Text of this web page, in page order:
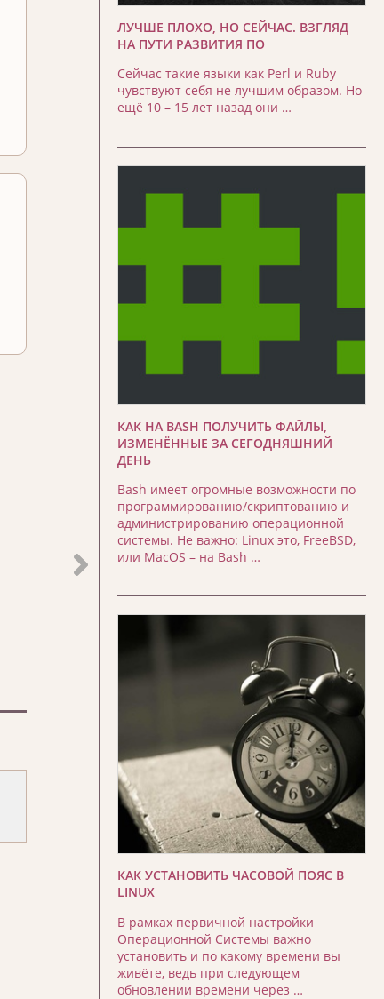
ЛУЧШЕ ПЛОХО, НО СЕЙЧАС. ВЗГЛЯД
НА ПУТИ РАЗВИТИЯ ПО
Сейчас такие языки как Perl и Ruby
чувствуют себя не лучшим образом. Но
ещё 10 – 15 лет назад они …
КАК НА BASH ПОЛУЧИТЬ ФАЙЛЫ,
ИЗМЕНЁННЫЕ ЗА СЕГОДНЯШНИЙ
ДЕНЬ
Bash имеет огромные возможности по
программированию/скриптованию и
администрированию операционной
системы. Не важно: Linux это, FreeBSD,
или MacOS – на Bash …
КАК УСТАНОВИТЬ ЧАСОВОЙ ПОЯС В
LINUX
В рамках первичной настройки
Операционной Системы важно
установить и по какому времени вы
живёте, ведь при следующем
обновлении времени через …